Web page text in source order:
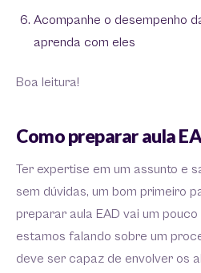
Acompanhe o desempenho
aprenda com eles
Boa leitura!
Como preparar aula
Ter expertise em um assunto e
sem dúvidas, um bom primeiro
preparar aula EAD vai um pouco
estamos falando sobre um
deve ser capaz de envolver os